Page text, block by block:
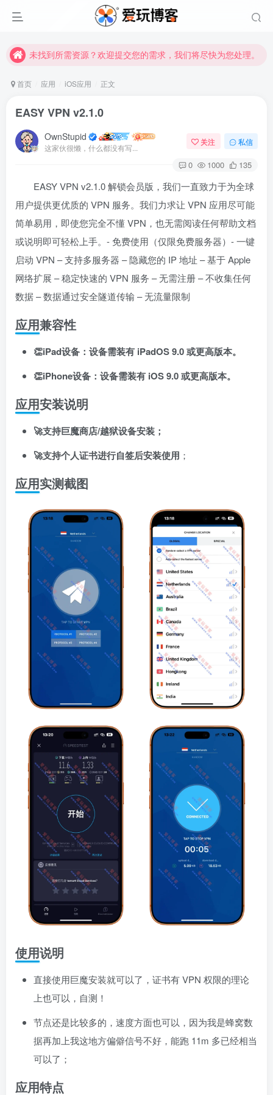
未找到所需资源？欢迎提交您的需求，我们将尽快为您处理。
未找到所需资源？欢迎提交您的需求，我们将尽快为您处理。
首页 应用 iOS应用 正文
EASY VPN v2.1.0
OwnStupid
这家伙很懒，什么都没有写...
关注 私信
0 1000 135
EASY VPN v2.1.0 解锁会员版，我们一直致力于为全球
用户提供更优质的 VPN 服务。我们力求让 VPN 应用尽可能
简单易用，即使您完全不懂 VPN，也无需阅读任何帮助文档
或说明即可轻松上手。- 免费使用（仅限免费服务器）- 一键
启动 VPN – 支持多服务器 – 隐藏您的 IP 地址 – 基于 Apple
网络扩展 – 稳定快速的 VPN 服务 – 无需注册 – 不收集任何
数据 – 数据通过安全隧道传输 – 无流量限制
应用兼容性
👏iPad设备：设备需装有 iPadOS 9.0 或更高版本。
👏iPhone设备：设备需装有 iOS 9.0 或更高版本。
应用安装说明
🚀支持巨魔商店/越狱设备安装；
🚀支持个人证书进行自签后安装使用 ；
应用实测截图
使用说明
直接使用巨魔安装就可以了，证书有 VPN 权限的理论
上也可以，自测！
节点还是比较多的，速度方面也可以，因为我是蜂窝数
据再加上我这地方偏僻信号不好，能跑 11m 多已经相当
可以了；
应用特点
登录
没有账号？立即注册
用户名或邮箱
登录密码
记住登录 找回密码
使用社交账号登录即表示同意